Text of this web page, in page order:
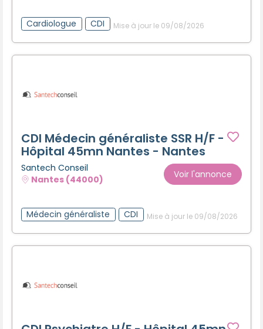
Cardiologue CDI Mise à jour le 09/08/2026
CDI Médecin généraliste SSR H/F -
Hôpital 45mn Nantes - Nantes
Santech Conseil
Nantes (44000)
Voir l'annonce
Médecin généraliste CDI Mise à jour le 09/08/2026